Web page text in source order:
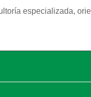
especializada,